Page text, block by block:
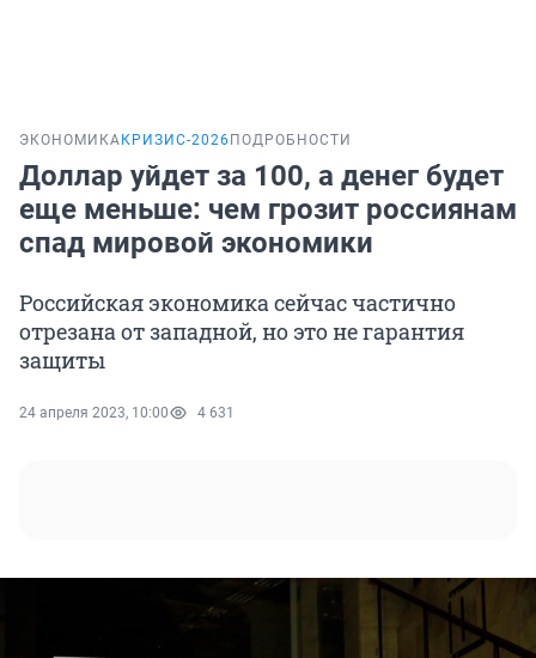
ЭКОНОМИКА КРИЗИС-2026 ПОДРОБНОСТИ
Доллар уйдет за 100, а денег будет
еще меньше: чем грозит россиянам
спад мировой экономики
Российская экономика сейчас частично
отрезана от западной, но это не гарантия
защиты
24 апреля 2023, 10:00 4 631